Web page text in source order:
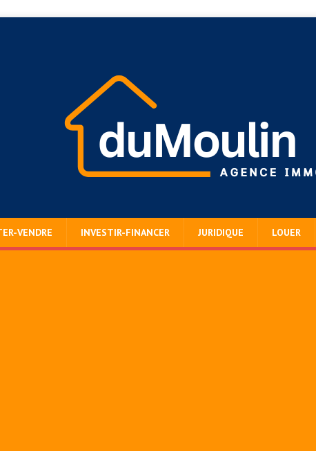
VENDRE INVESTIR-FINANCER JURIDIQUE LOUER